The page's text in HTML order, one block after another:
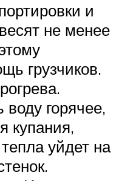
и
не менее
грузчиков.
воду горячее,
купания,
уйдет на